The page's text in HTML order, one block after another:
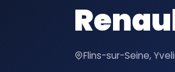
Flins-sur-Seine,